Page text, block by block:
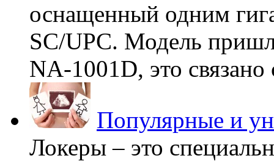
оснащенный одним
SC/UPC. Модель
NA-1001D, это связано
Популярные и
Локеры – это